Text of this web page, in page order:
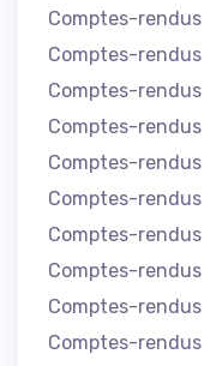
Comptes-rendus
Comptes-rendus
Comptes-rendus
Comptes-rendus
Comptes-rendus
Comptes-rendus
Comptes-rendus
Comptes-rendus
Comptes-rendus
Comptes-rendus